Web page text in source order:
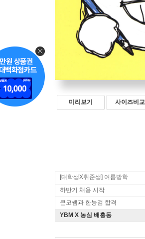
미리보기 사이즈비교
[대학생X취준생] 여름방학
하반기 채용 시작
큰코쌤과 한능검 합격
YBM X 농심 배홍동